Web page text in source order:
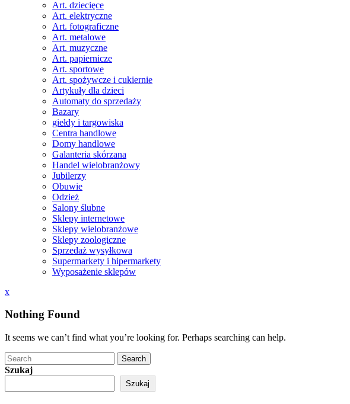
Art. dziecięce
Art. elektryczne
Art. fotograficzne
Art. metalowe
Art. muzyczne
Art. papiernicze
Art. sportowe
Art. spożywcze i cukiernie
Artykuły dla dzieci
Automaty do sprzedaży
Bazary
giełdy i targowiska
Centra handlowe
Domy handlowe
Galanteria skórzana
Handel wielobranżowy
Jubilerzy
Obuwie
Odzież
Salony ślubne
Sklepy internetowe
Sklepy wielobranżowe
Sklepy zoologiczne
Sprzedaż wysyłkowa
Supermarkety i hipermarkety
Wyposażenie sklepów
xClose
Nothing Found
It seems we can’t find what you’re looking for. Perhaps searching can help.
Search
Szukaj
Szukaj